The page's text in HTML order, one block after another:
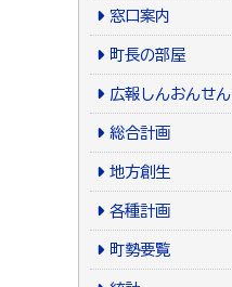
窓口案内
町長の部屋
広報しんおんせん
総合計画
地方創生
各種計画
町勢要覧